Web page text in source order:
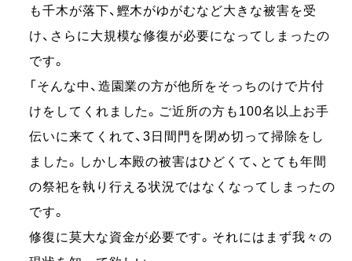
も千木が落下、鰹木がゆがむなど大きな被害を受
け、さらに大規模な修復が必要になってしまったの
です。
「そんな中、造園業の方が他所をそっちのけで片付
けをしてくれました。ご近所の方も100名以上お手
伝いに来てくれて、3日間門を閉め切って掃除をし
ました。しかし本殿の被害はひどくて、とても年間
の祭祀を執り行える状況ではなくなってしまったの
です。
修復に莫大な資金が必要です。それにはまず我々の